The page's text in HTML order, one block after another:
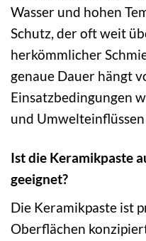
Wasser und hohen
Schutz, der oft weit
herkömmlicher
genaue Dauer hängt
Einsatzbedingungen
und Umwelteinflüssen
Ist die Keramikpaste
geeignet?
Die Keramikpaste ist
Oberflächen